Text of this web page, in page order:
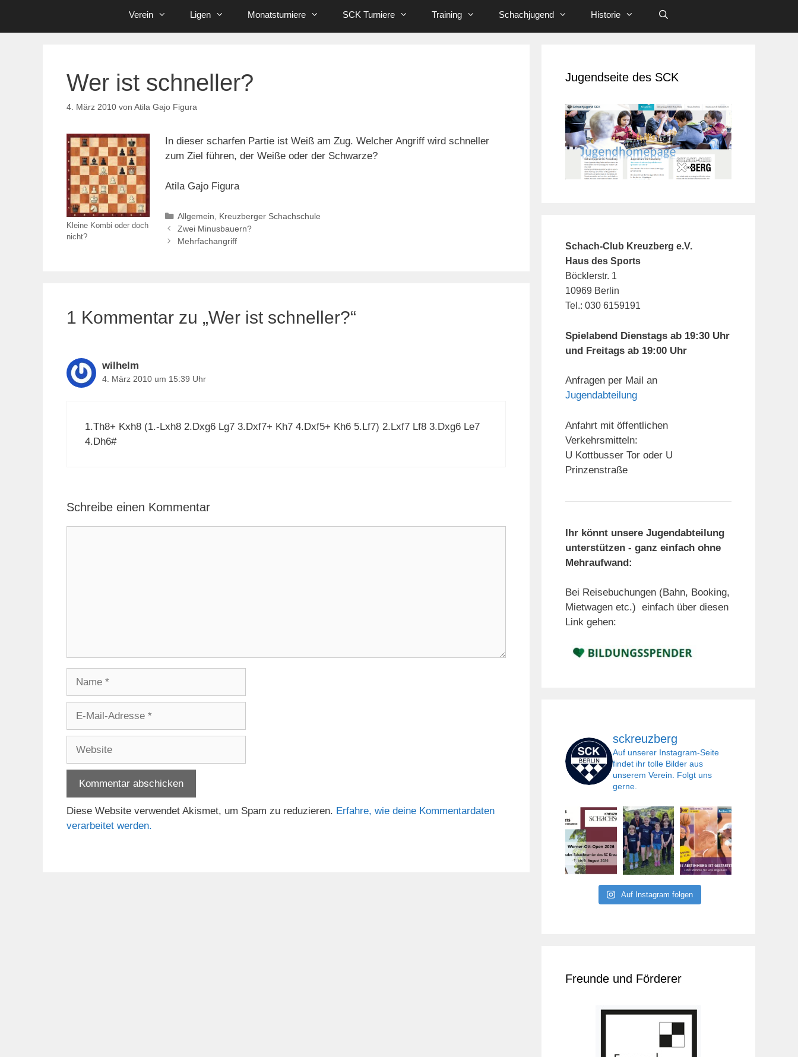
Verein Ligen Monatsturniere SCK Turniere Training Schachjugend Historie
Wer ist schneller?
4. März 2010 von Atila Gajo Figura
Kleine Kombi oder doch
nicht?
In dieser scharfen Partie ist Weiß am Zug. Welcher Angriff wird schneller
zum Ziel führen, der Weiße oder der Schwarze?
Atila Gajo Figura
Kategorien
Allgemein, Kreuzberger Schachschule
Zwei Minusbauern?
Mehrfachangriff
1 Kommentar zu „Wer ist schneller?“
wilhelm
4. März 2010 um 15:39 Uhr
1.Th8+ Kxh8 (1.-Lxh8 2.Dxg6 Lg7 3.Dxf7+ Kh7 4.Dxf5+ Kh6 5.Lf7) 2.Lxf7 Lf8 3.Dxg6 Le7
4.Dh6#
Schreibe einen Kommentar
Adresse
Diese Website verwendet Akismet, um Spam zu reduzieren. Erfahre, wie deine Kommentardaten
verarbeitet werden.
Jugendseite des SCK
Schach-Club Kreuzberg e.V.
Haus des Sports
Böcklerstr. 1
10969 Berlin
Tel.: 030 6159191
Spielabend Dienstags ab 19:30 Uhr
und Freitags ab 19:00 Uhr
Anfragen per Mail an
Jugendabteilung
Anfahrt mit öffentlichen
Verkehrsmitteln:
U Kottbusser Tor oder U
Prinzenstraße
Ihr könnt unsere Jugendabteilung
unterstützen - ganz einfach ohne
Mehraufwand:
Bei Reisebuchungen (Bahn, Booking,
Mietwagen etc.) einfach über diesen
Link gehen:
sckreuzberg
Auf unserer Instagram-Seite
findet ihr tolle Bilder aus
unserem Verein. Folgt uns
gerne.
Auf Instagram folgen
Freunde und Förderer